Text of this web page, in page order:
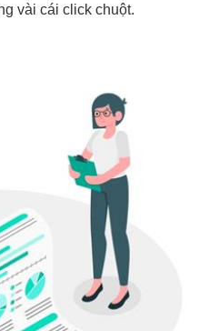
vài cái click chuột.